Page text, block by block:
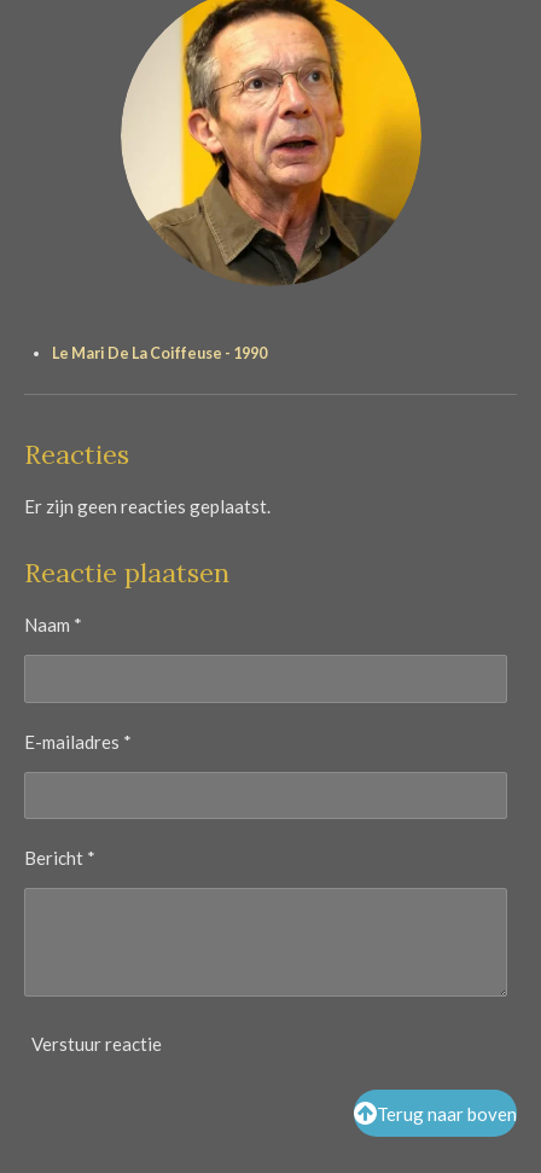
Le Mari De La Coiffeuse - 1990
Reacties
Er zijn geen reacties geplaatst.
Reactie plaatsen
Naam *
E-mailadres *
Bericht *
Verstuur reactie
Terug naar boven